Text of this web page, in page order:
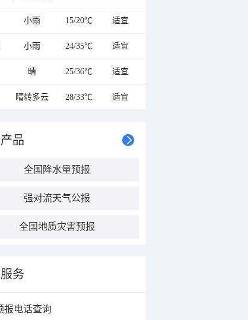
小雨 15/20℃ 适宜
小雨 24/35℃ 适宜
晴 25/36℃ 适宜
晴转多云 28/33℃ 适宜
品
全国降水量预报
强对流天气公报
全国地质灾害预报
务
报电话查询